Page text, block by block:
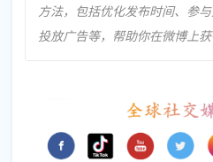
方法，包括优化发布时间、参与
投放广告等，帮助你在微博上获